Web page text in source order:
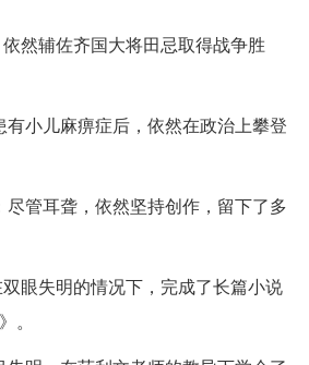
然辅佐齐国大将田忌取得战争胜
有小儿麻痹症后，依然在政治上攀登
尽管耳聋，依然坚持创作，留下了多
眼失明的情况下，完成了长篇小说
。